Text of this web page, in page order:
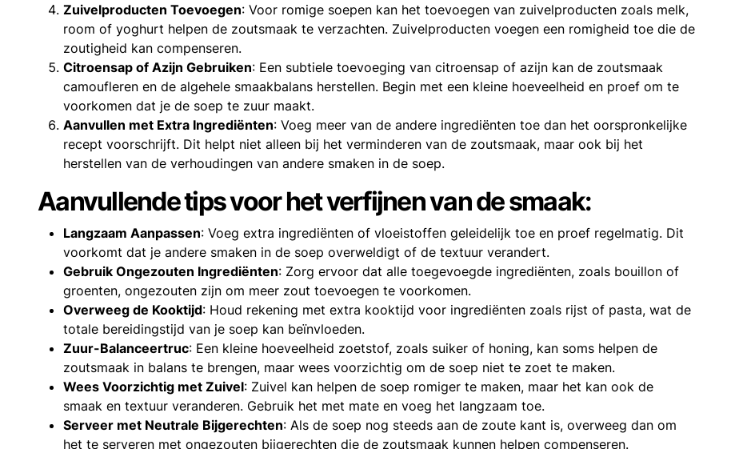
Zuivelproducten Toevoegen: Voor romige soepen kan het toevoegen van zuivelproducten zoals melk,
room of yoghurt helpen de zoutsmaak te verzachten. Zuivelproducten voegen een romigheid toe die de
zoutigheid kan compenseren.
Citroensap of Azijn Gebruiken: Een subtiele toevoeging van citroensap of azijn kan de zoutsmaak
camoufleren en de algehele smaakbalans herstellen. Begin met een kleine hoeveelheid en proef om te
voorkomen dat je de soep te zuur maakt.
Aanvullen met Extra Ingrediënten: Voeg meer van de andere ingrediënten toe dan het oorspronkelijke
recept voorschrijft. Dit helpt niet alleen bij het verminderen van de zoutsmaak, maar ook bij het
herstellen van de verhoudingen van andere smaken in de soep.
Aanvullende tips voor het verfijnen van de smaak:
Langzaam Aanpassen: Voeg extra ingrediënten of vloeistoffen geleidelijk toe en proef regelmatig. Dit
voorkomt dat je andere smaken in de soep overweldigt of de textuur verandert.
Gebruik Ongezouten Ingrediënten: Zorg ervoor dat alle toegevoegde ingrediënten, zoals bouillon of
groenten, ongezouten zijn om meer zout toevoegen te voorkomen.
Overweeg de Kooktijd: Houd rekening met extra kooktijd voor ingrediënten zoals rijst of pasta, wat de
totale bereidingstijd van je soep kan beïnvloeden.
Zuur-Balanceertruc: Een kleine hoeveelheid zoetstof, zoals suiker of honing, kan soms helpen de
zoutsmaak in balans te brengen, maar wees voorzichtig om de soep niet te zoet te maken.
Wees Voorzichtig met Zuivel: Zuivel kan helpen de soep romiger te maken, maar het kan ook de
smaak en textuur veranderen. Gebruik het met mate en voeg het langzaam toe.
Serveer met Neutrale Bijgerechten: Als de soep nog steeds aan de zoute kant is, overweeg dan om
het te serveren met ongezouten bijgerechten die de zoutsmaak kunnen helpen compenseren.